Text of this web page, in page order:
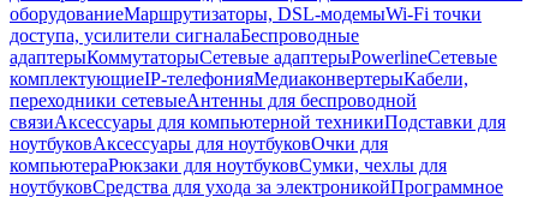
оборудованиеМаршрутизаторы, DSL-модемыWi-Fi точки
доступа, усилители сигналаБеспроводные
адаптерыКоммутаторыСетевые адаптерыPowerlineСетевые
комплектующиеIP-телефонияМедиаконвертерыКабели,
переходники сетевыеАнтенны для беспроводной
связиАксессуары для компьютерной техникиПодставки для
ноутбуковАксессуары для ноутбуковОчки для
компьютераРюкзаки для ноутбуковСумки, чехлы для
ноутбуковСредства для ухода за электроникойПрограммное